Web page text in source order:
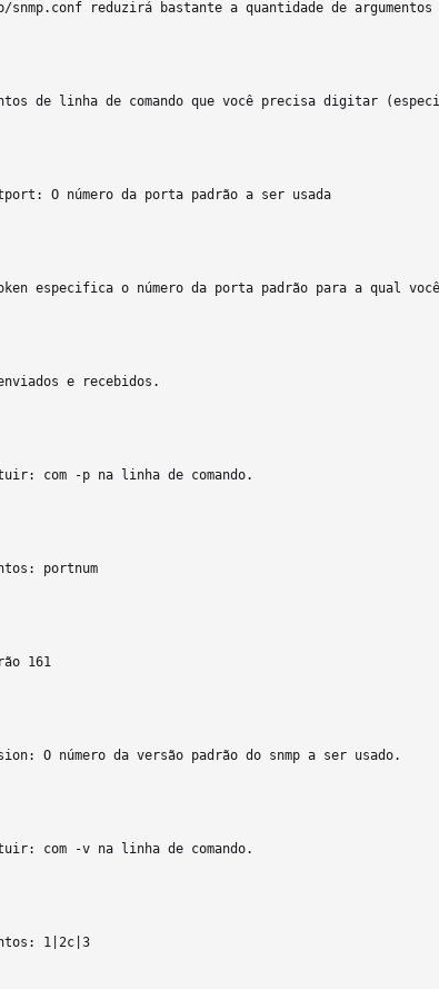
snmp.conf reduzirá bastante a quantidade de
de linha de comando que você precisa digitar
O número da porta padrão a ser usada
especifica o número da porta padrão para a qual
e recebidos.
com -p na linha de comando.
portnum
161
O número da versão padrão do snmp a ser usado.
com -v na linha de comando.
1|2c|3